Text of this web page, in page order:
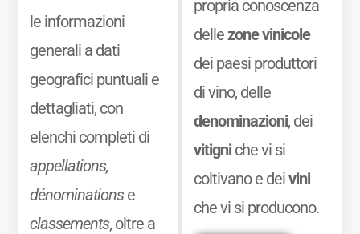
le informazioni
generali a dati
geografici puntuali e
dettagliati, con
elenchi completi di
appellations,
dénominationse
classements, oltre a
propria conoscenza
dellezone vinicole
dei paesi produttori
di vino, delle
denominazioni, dei
vitigniche vi si
coltivano e deivini
che vi si producono.